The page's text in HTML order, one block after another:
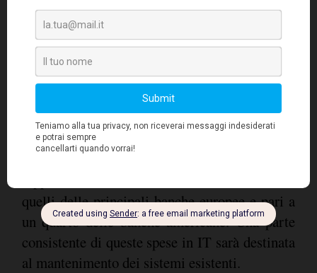
filiali ogni 100.000 abitanti vs. 32 della media
EU; uno tra i più bassi livelli di penetrazione
dell'online banking nei Paesi europei: 36%
degli individui utilizza l'internet banking nel
2019 vs. una media del 58% a livello europeo
con picchi superiori al 90% nei Paesi nordici.
Gli investimenti IT previsti nei piani delle
principali banche tradizionali italiane in
quelli delle principali banche europee e pari a
un quarto delle banche americane. Una parte
consistente di queste spese in IT sarà destinata
al mantenimento dei sistemi esistenti.